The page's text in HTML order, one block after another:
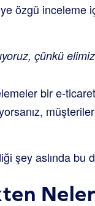
özgü inceleme
çünkü
bir e-
şey aslında bu